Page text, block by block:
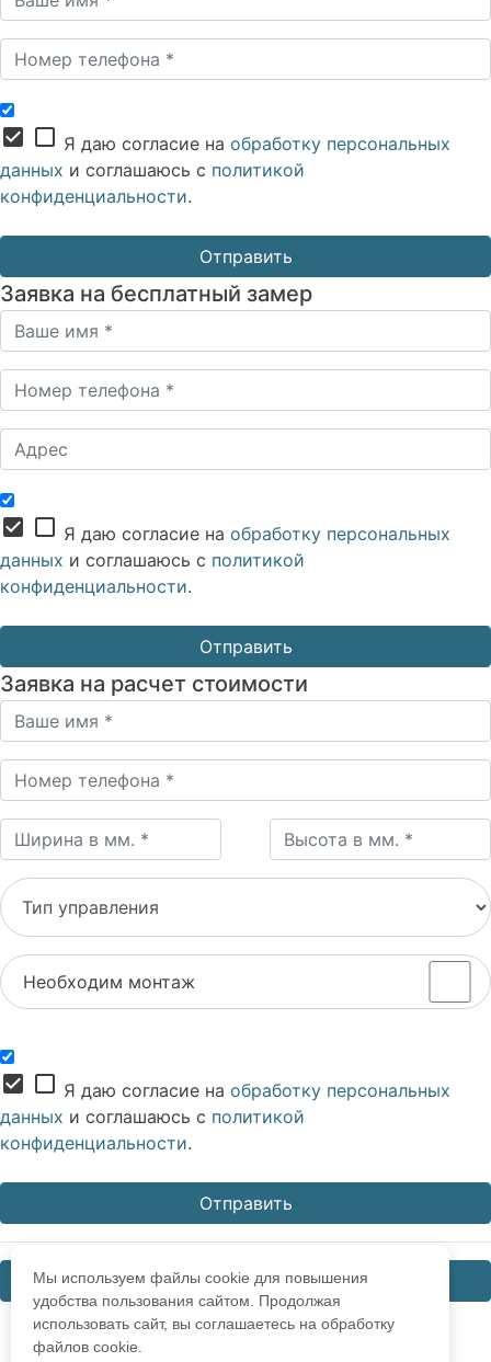
Мы используем файлы cookie для повышения
удобства пользования сайтом. Продолжая
использовать сайт, вы соглашаетесь на обработку
файлов cookie.
check_box check_box_outline_blank Я даю согласие на обработку персональных
данных и соглашаюсь с политикой
конфиденциальности.
Заявка на бесплатный замер
check_box check_box_outline_blank Я даю согласие на обработку персональных
данных и соглашаюсь с политикой
конфиденциальности.
Заявка на расчет стоимости
Необходим монтаж
check_box check_box_outline_blank Я даю согласие на обработку персональных
данных и соглашаюсь с политикой
конфиденциальности.
Закрыть